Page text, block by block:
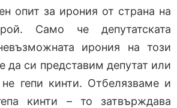
опит за ирония от страна на
Само че депутатската
ирония на този
да си представим депутат или
гепи кинти. Отбелязваме и
кинти – то затвърждава